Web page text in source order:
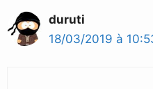
duruti
18/03/2019 à